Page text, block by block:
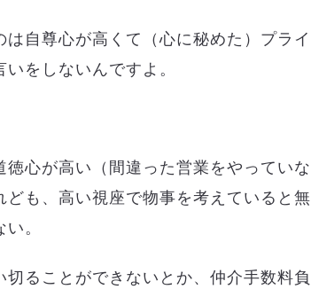
自尊心が高くて（心に秘めた）プライ
をしないんですよ。
心が高い（間違った営業をやっていな
も、高い視座で物事を考えていると無
。
ることができないとか、仲介手数料負